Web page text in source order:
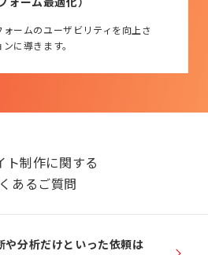
ームのユーザビリティを向上さ
に導きます。
ト制作に関する
あるご質問
分析だけといった依頼は